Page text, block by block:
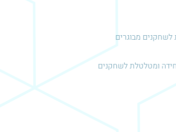
מבוגרים
ומטלטלת לשחקנים